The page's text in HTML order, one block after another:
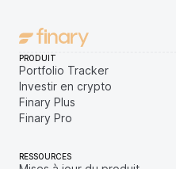
PRODUIT
Portfolio Tracker
Investir en crypto
Finary Plus
Finary Pro
RESSOURCES